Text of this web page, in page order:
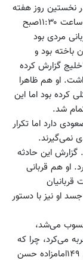
نخستین روز هفته
و آخرین شنبه سال ۹۸انگار تمامی نداشت؛ چراکه ساعت ۱۱:۳۰صبح
مردی بود
باخته بود و
مسئولان بیمارستان خبر مرگ او را به کلانتری ۱۷۹خلیج گزارش کرده
تفاوتی نداشت. او هم ظاهرا
کرده بود اما این
شد.
دارد اما تکرار
نمی‌گیرند.
شنبه آخر سال مردی بود ۴۴ساله. گزارش این حادثه
کرد. او هم قربانی
او نیز با دستور
که آخرین شنبه سال ۹۸محسوب می‌شد،
می‌کرد، چرا که
ساعت ۱۵:۴۰باردیگر تماسی از سوی مأمور کلانتری ۱۴۹امامزاده حسن